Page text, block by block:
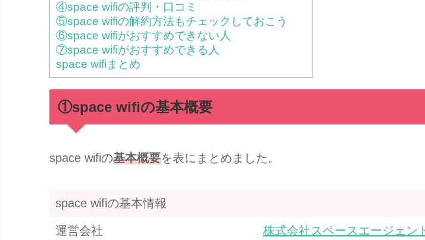
④space wifiの評判・口コミ
⑤space wifiの解約方法もチェックしておこう
⑥space wifiがおすすめできない人
⑦space wifiがおすすめできる人
space wifiまとめ
①space wifiの基本概要
space wifiの基本概要を表にまとめました。
space wifiの基本情報
運営会社 株式会社スペースエージェン